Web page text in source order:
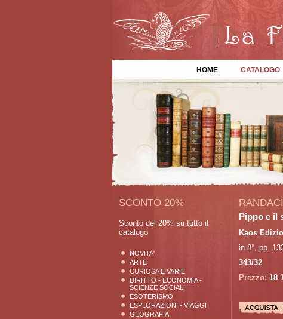
HOME CATALOGO
SCONTO 20%
Sconto del 20% su tutto il
catalogo
NOVITA'
ARTE
CURIOSA E VARIE
DIRITTO - ECONOMIA -
SCIENZE SOCIALI
ESOTERISMO
ESPLORAZIONI - VIAGGI
GEOGRAFIA
Pippo e il
Kaos
in 8°, pp.
343/32
Prezzo: 18